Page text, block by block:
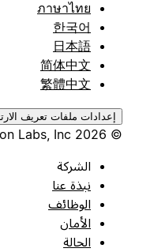
ภาษาไทย
한국어
日本語
简体中文
繁體中文
إعدادات ملفات تعريف الارتباط
الشركة
نبذة عنا
الوظائف
الأمان
الحالة